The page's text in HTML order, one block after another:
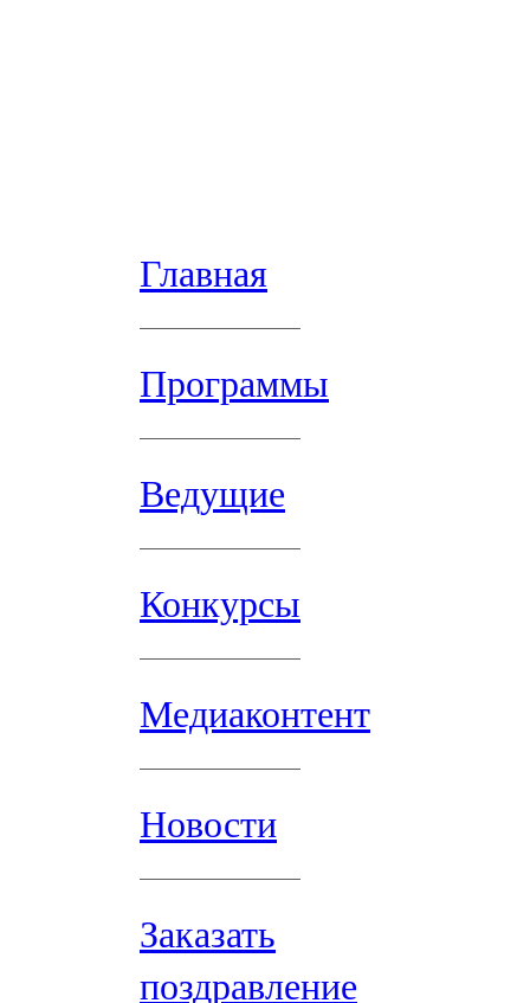
Главная
Программы
Ведущие
Конкурсы
Медиаконтент
Новости
Заказать
поздравление